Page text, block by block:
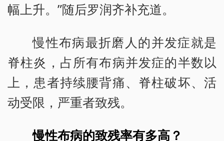
幅上升。”随后罗润齐补充道。
慢性布病最折磨人的并发症就是
脊柱炎，占所有布病并发症的半数以
上，患者持续腰背痛、脊柱破坏、活
动受限，严重者致残。
慢性布病的致残率有多高？